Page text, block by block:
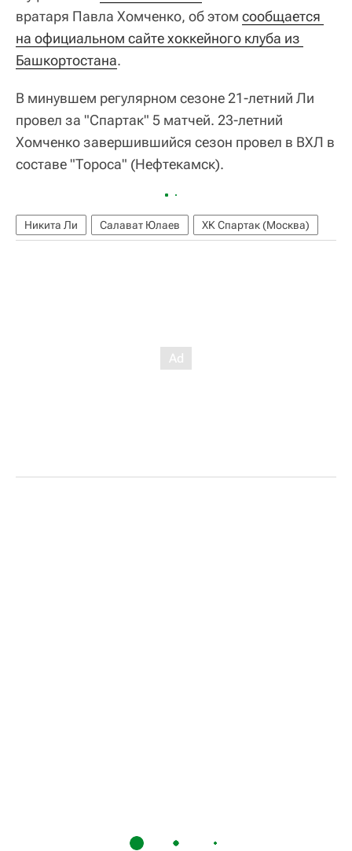
вратаря Павла Хомченко, об этом сообщается
на официальном сайте хоккейного клуба из
Башкортостана.
В минувшем регулярном сезоне 21-летний Ли
провел за "Спартак" 5 матчей. 23-летний
Хомченко завершившийся сезон провел в ВХЛ в
составе "Тороса" (Нефтекамск).
Никита Ли Салават Юлаев ХК Спартак (Москва)